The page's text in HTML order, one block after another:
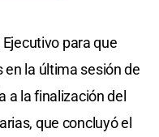
para que
la última sesión de
a la finalización del
que concluyó el